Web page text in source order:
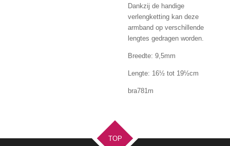
Dankzij de handige
verlengketting kan deze
armband op verschillende
lengtes gedragen worden.
Breedte: 9,5mm
Lengte: 16½ tot 19½cm
bra781m
TOP